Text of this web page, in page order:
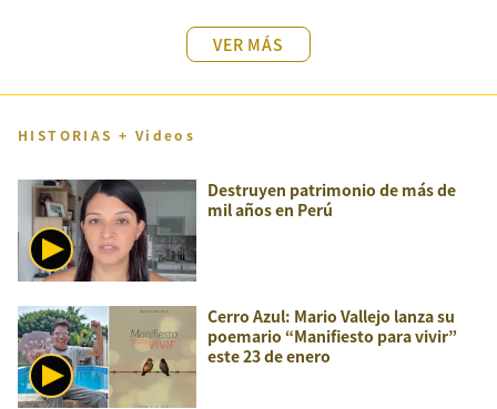
VER MÁS
HISTORIAS + Videos
Destruyen patrimonio de más de
mil años en Perú
Cerro Azul: Mario Vallejo lanza su
poemario “Manifiesto para vivir”
este 23 de enero